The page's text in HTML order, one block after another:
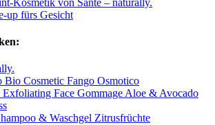
up fürs Gesicht
Bio Cosmetic Fango Osmotico
Exfoliating Face Gommage Aloe & Avocado
& Waschgel Zitrusfrüchte